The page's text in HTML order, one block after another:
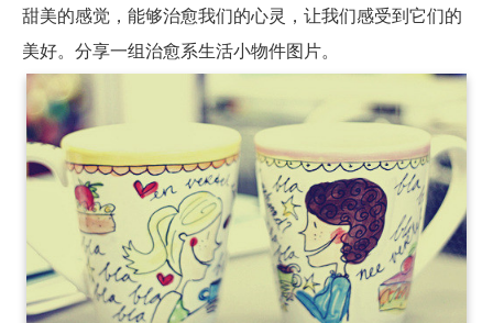
甜美的感觉，能够治愈我们的心灵，让我们感受到它们的
美好。分享一组治愈系生活小物件图片。